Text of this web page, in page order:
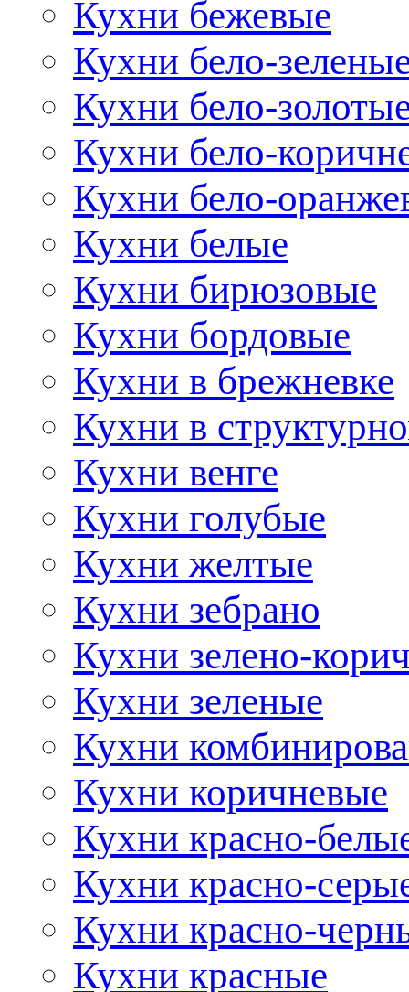
Кухни бежевые
Кухни бело-
Кухни бело-
Кухни бело-
Кухни бело-
Кухни белые
Кухни бирюзовые
Кухни бордовые
Кухни в брежневке
Кухни в
Кухни венге
Кухни голубые
Кухни желтые
Кухни зебрано
Кухни зелено-
Кухни зеленые
Кухни
Кухни коричневые
Кухни красно-
Кухни красно-
Кухни красно-
Кухни красные